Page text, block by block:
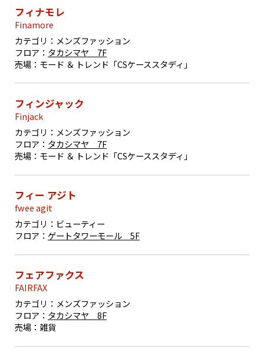
フィナモレ
Finamore
カテゴリ： メンズファッション
フロア： タカシマヤ 7F
売場： モード ＆ トレンド「CSケーススタディ」
フィンジャック
Finjack
カテゴリ： メンズファッション
フロア： タカシマヤ 7F
売場： モード ＆ トレンド「CSケーススタディ」
フィー アジト
fwee agit
カテゴリ： ビューティー
フロア： ゲートタワーモール 5F
フェアファクス
FAIRFAX
カテゴリ： メンズファッション
フロア： タカシマヤ 8F
売場：雑貨